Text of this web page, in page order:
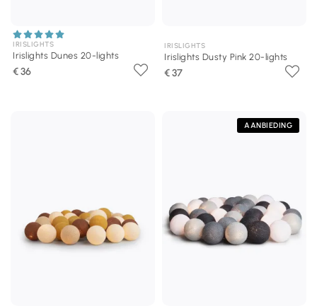
IRISLIGHTS
Irislights Dunes 20-lights
€ 36
IRISLIGHTS
Irislights Dusty Pink 20-lights
€ 37
AANBIEDING